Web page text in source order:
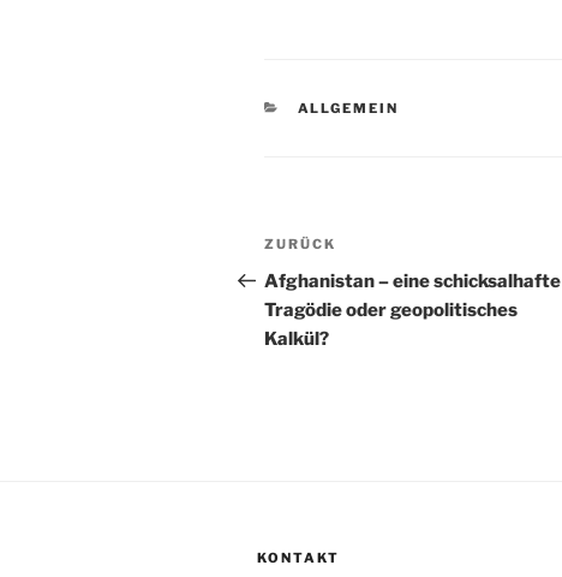
KATEGORIEN
ALLGEMEIN
Beitragsnavigation
Vorheriger
Beitrag
ZURÜCK
Afghanistan – eine schicksalhafte
Tragödie oder geopolitisches
Kalkül?
KONTAKT